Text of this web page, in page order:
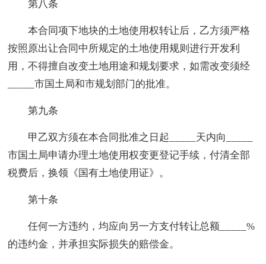
第八条
本合同项下地块的土地使用权转让后，乙方须严格
按照原出让合同中所规定的土地使用规则进行开发利
用，不得擅自改变土地用途和规划要求，如需改变须经
_____市国土局和市规划部门的批准。
第九条
甲乙双方须在本合同批准之日起_____天内向_____
市国土局申请办理土地使用权变更登记手续，付清全部
税费后，换领《国有土地使用证》。
第十条
任何一方违约，均应向另一方支付转让总额_____%
的违约金，并承担实际损失的赔偿金。